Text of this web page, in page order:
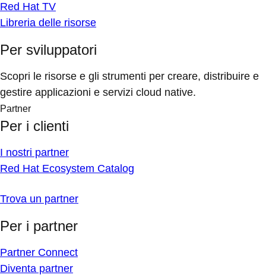
Red Hat TV
Libreria delle risorse
Per sviluppatori
Scopri le risorse e gli strumenti per creare, distribuire e
gestire applicazioni e servizi cloud native.
Partner
Per i clienti
I nostri partner
Red Hat Ecosystem Catalog
Trova un partner
Per i partner
Partner Connect
Diventa partner